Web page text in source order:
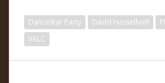
DanceStar Party David Hasselhoff
VALC